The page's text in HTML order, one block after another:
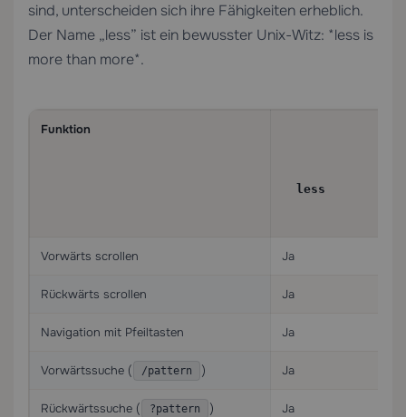
sind, unterscheiden sich ihre Fähigkeiten erheblich.
Der Name „less” ist ein bewusster Unix-Witz: *less is
more than more*.
Funktion
less
Vorwärts scrollen Ja
Rückwärts scrollen Ja
Navigation mit Pfeiltasten Ja
Vorwärtssuche ( /pattern ) Ja
Rückwärtssuche ( ?pattern ) Ja